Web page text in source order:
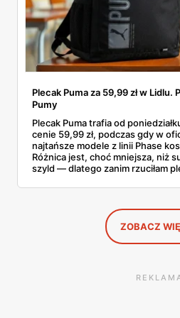
Plecak Puma za 59,99 zł w Lidlu.
Pumy
Plecak Puma trafia od
cenie 59,99 zł, podczas gdy w
najtańsze modele z linii Phase
Różnica jest, choć mniejsza, niż
szyld — dlatego zanim rzuciłam
rozpiska: co dokładnie sprzedaje
ZOBACZ